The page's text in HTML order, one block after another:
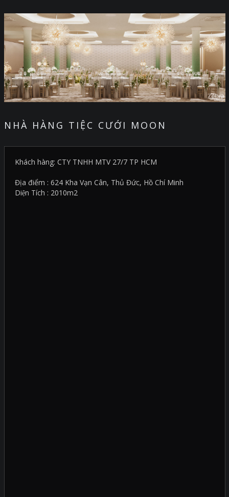
NHÀ HÀNG TIỆC CƯỚI MOON
Khách hàng: CTY TNHH MTV 27/7 TP HCM
Địa điểm : 624 Kha Vạn Cân, Thủ Đức, Hồ Chí Minh
Diện Tích : 2010m2